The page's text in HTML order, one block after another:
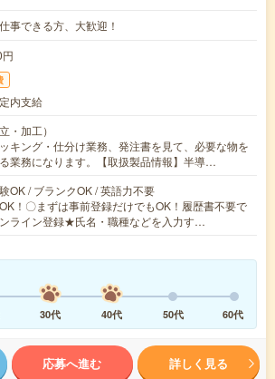
事できる方、大歓迎！
内支給
・加工）
キング・仕分け業務、発注書を見て、必要な物を
業務になります。【取扱製品情報】半導…
OK / ブランクOK / 英語力不要
！〇まずは事前登録だけでもOK！履歴書不要で
ライン登録★氏名・職種などを入力す…
30代 40代 50代 60代
応募へ進む 詳しく見る